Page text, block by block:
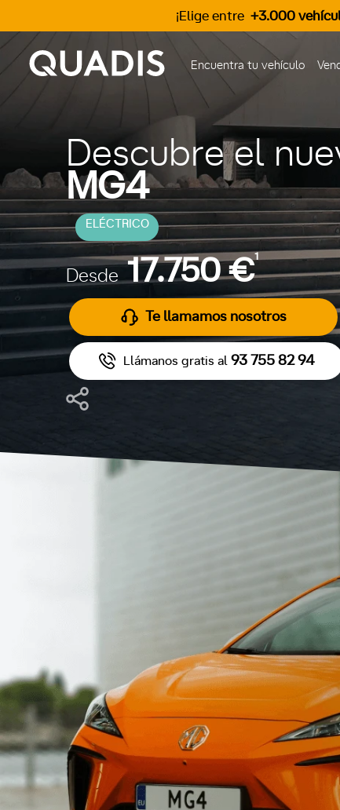
¡Elige entre +3.000
Encuentra tu vehículo
Descubre el
MG4
ELÉCTRICO
Desde17.750 €1
Te llamamos nosotros
Llámanos gratis al 93 755 82 94